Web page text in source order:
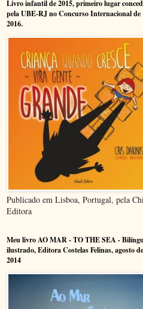
Livro infantil de 2015, primeiro lugar
pela UBE-RJ no Concurso Internacional de
2016.
Publicado em Lisboa, Portugal, pela
Editora
Meu livro AO MAR - TO THE SEA -
ilustrado, Editora Costelas Felinas, agosto de
2014